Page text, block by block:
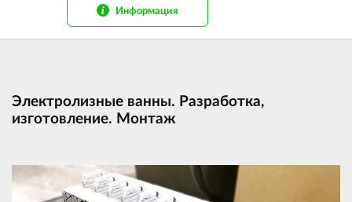
Информация
Электролизные ванны. Разработка,
изготовление. Монтаж